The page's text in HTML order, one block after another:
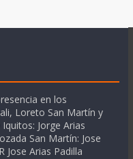
en los
Loreto San Martín y
Iquitos: Jorge Arias
San Martín: Jose
Jose Arias Padilla